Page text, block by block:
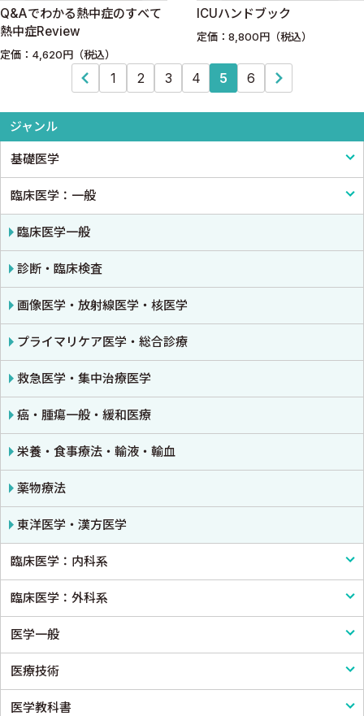
ジャンル
基礎医学
基礎医学一般
解剖学
生理学
免疫学・血清学
公衆衛生学
法医学
臨床医学：一般
臨床医学一般
診断・臨床検査
画像医学・放射線医学・核医学
プライマリケア医学・総合診療
救急医学・集中治療医学
癌・腫瘍一般・緩和医療
栄養・食事療法・輸液・輸血
薬物療法
東洋医学・漢方医学
臨床医学：内科系
内科学一般
感染症
アレルギー・膠原病・リウマチ
内分泌・代謝・糖尿病
臨床医学：外科系
外科学一般
脳神経外科
心臓・血管外科
医学一般
医学一般・医学概論
医療制度
医療技術
リハビリテーション技術
医学教科書
Q&Aでわかる熱中症のすべて
熱中症Review
定価：4,620円（税込）
ICUハンドブック
定価：8,800円（税込）
1 2 3 4 5 6